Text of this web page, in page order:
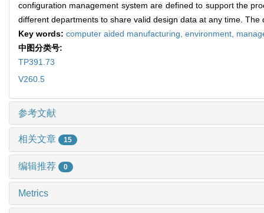
configuration management system are defined to support the
different departments to share valid design data at any time.
Key words: computer aided manufacturing, environment,
中图分类号:
TP391.73
V260.5
参考文献
相关文章 15
编辑推荐 0
Metrics